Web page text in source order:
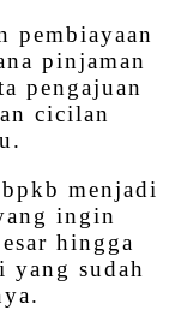
pembiayaan
pinjaman
pengajuan
cicilan
menjadi
ingin
hingga
yang sudah